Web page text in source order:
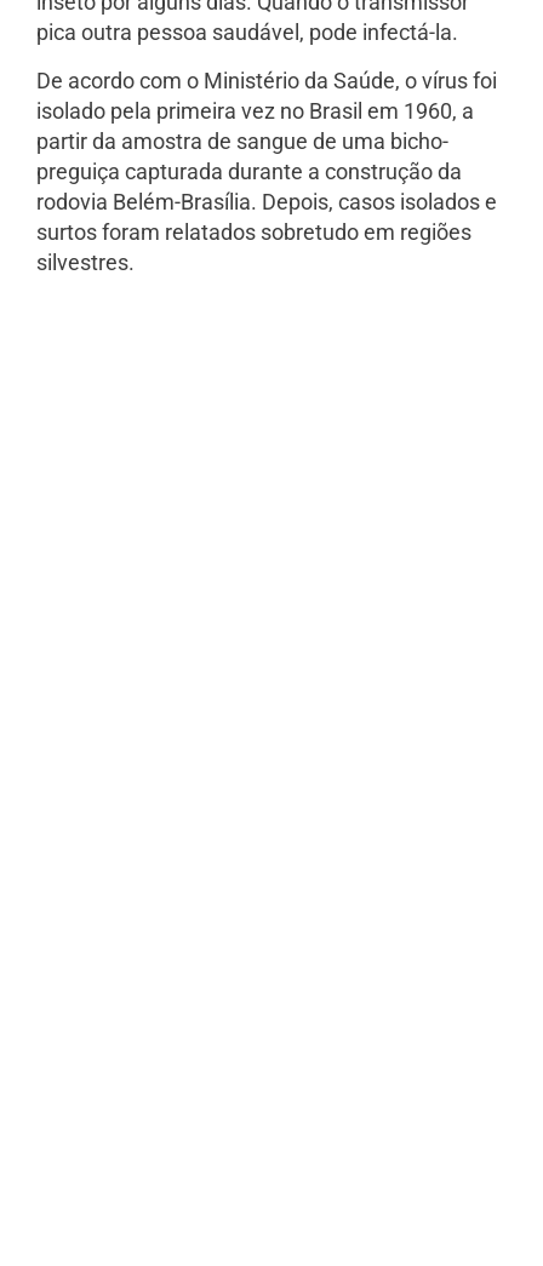
pica outra pessoa saudável, pode infectá-la.
De acordo com o Ministério da Saúde, o vírus foi
isolado pela primeira vez no Brasil em 1960, a
partir da amostra de sangue de uma bicho-
preguiça capturada durante a construção da
rodovia Belém-Brasília. Depois, casos isolados e
surtos foram relatados sobretudo em regiões
silvestres.